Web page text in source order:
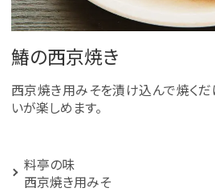
鰆の西京焼き
西京焼き用みそを漬け込んで焼く
いが楽しめます。
料亭の味
西京焼き用みそ